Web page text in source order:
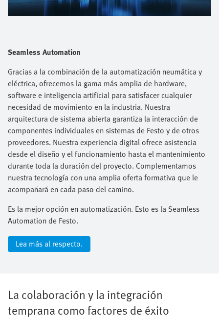
Seamless Automation
Gracias a la combinación de la automatización neumática y
eléctrica, ofrecemos la gama más amplia de hardware,
software e inteligencia artificial para satisfacer cualquier
necesidad de movimiento en la industria. Nuestra
arquitectura de sistema abierta garantiza la interacción de
componentes individuales en sistemas de Festo y de otros
proveedores. Nuestra experiencia digital ofrece asistencia
desde el diseño y el funcionamiento hasta el mantenimiento
durante toda la duración del proyecto. Complementamos
nuestra tecnología con una amplia oferta formativa que le
acompañará en cada paso del camino.​
Es la mejor opción en automatización. Esto es la Seamless
Automation de Festo.
Lea más al respecto.
La colaboración y la integración
temprana como factores de éxito